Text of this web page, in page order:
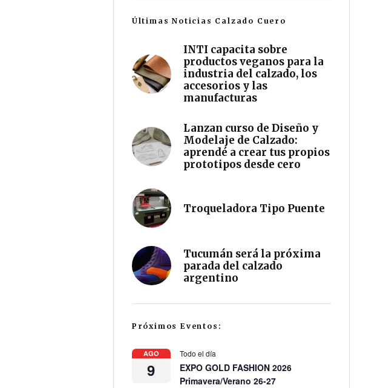
Últimas Noticias Calzado Cuero
INTI capacita sobre
productos veganos para la
industria del calzado, los
accesorios y las
manufacturas
Lanzan curso de Diseño y
Modelaje de Calzado:
aprendé a crear tus propios
prototipos desde cero
Troqueladora Tipo Puente
Tucumán será la próxima
parada del calzado
argentino
Próximos Eventos:
AGO
9
Todo el día
EXPO GOLD FASHION 2026
Primavera/Verano 26-27